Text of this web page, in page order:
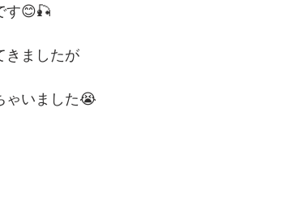
す😊🎣
きましたが
ゃいました😭